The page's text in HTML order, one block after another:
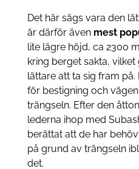
Det här sägs vara den
är därför även mest
lite lägre höjd, ca 2300
kring berget sakta,
lättare att ta sig fram
för bestigning och
trängseln. Efter den
lederna ihop med
berättat att de har
på grund av trängseln
det.